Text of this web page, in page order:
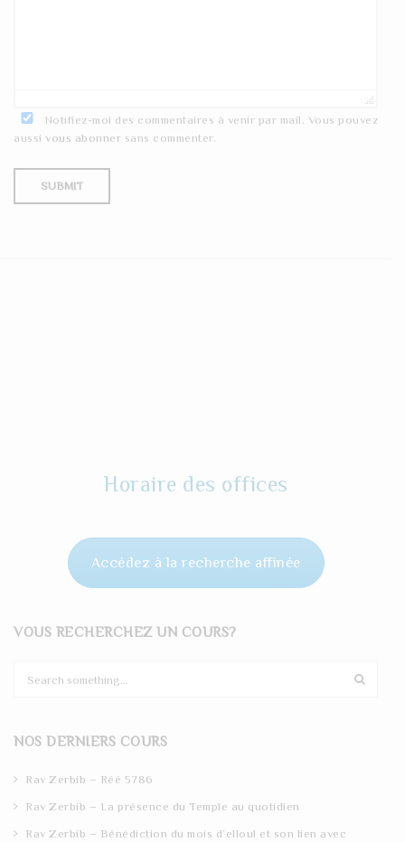
Notifiez-moi des commentaires à venir par mail. Vous pouvez
aussi vous abonner sans commenter.
Horaire des offices
Accédez à la recherche affinée
VOUS RECHERCHEZ UN COURS?
c
NOS DERNIERS COURS
Rav Zerbib – Réé 5786
Rav Zerbib – La présence du Temple au quotidien
Rav Zerbib – Bénédiction du mois d’elloul et son lien avec